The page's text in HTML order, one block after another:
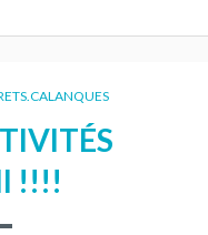
!!!!